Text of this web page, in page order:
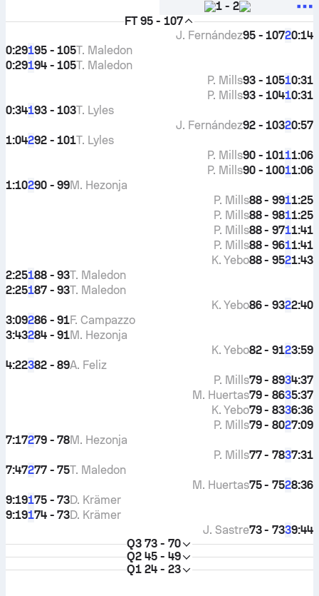
1 - 2
FT 95 - 107
0:14
2
95 - 107
J. Fernández
0:29195 - 105T. Maledon
0:29194 - 105T. Maledon
0:31
1
93 - 105
P. Mills
0:31
1
93 - 104
P. Mills
0:34193 - 103T. Lyles
0:57
2
92 - 103
J. Fernández
1:04292 - 101T. Lyles
1:06
1
90 - 101
P. Mills
1:06
1
90 - 100
P. Mills
1:10290 - 99M. Hezonja
1:25
1
88 - 99
P. Mills
1:25
1
88 - 98
P. Mills
1:41
1
88 - 97
P. Mills
1:41
1
88 - 96
P. Mills
1:43
2
88 - 95
K. Yebo
2:25188 - 93T. Maledon
2:25187 - 93T. Maledon
2:40
2
86 - 93
K. Yebo
3:09286 - 91F. Campazzo
3:43284 - 91M. Hezonja
3:59
2
82 - 91
K. Yebo
4:22382 - 89A. Feliz
4:37
3
79 - 89
P. Mills
5:37
3
79 - 86
M. Huertas
6:36
3
79 - 83
K. Yebo
7:09
2
79 - 80
P. Mills
7:17279 - 78M. Hezonja
7:31
3
77 - 78
P. Mills
7:47277 - 75T. Maledon
8:36
2
75 - 75
M. Huertas
9:19175 - 73D. Krämer
9:19174 - 73D. Krämer
9:44
3
73 - 73
J. Sastre
Q3 73 - 70
Q2 45 - 49
Q1 24 - 23